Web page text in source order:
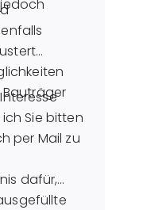
Sie bitten
per Mail zu
dafür,